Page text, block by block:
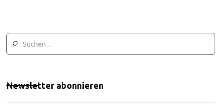
Newsletter abonnieren